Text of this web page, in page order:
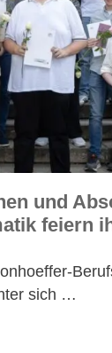
und
feiern
sich …